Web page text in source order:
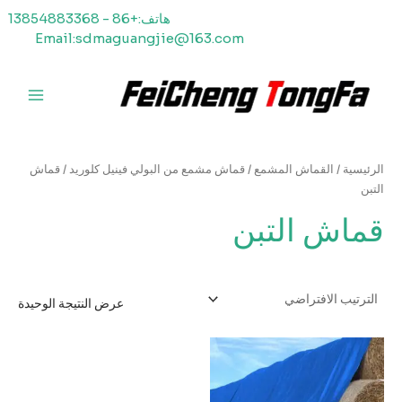
هاتف:+86 - 13854883368
Email:sdmaguangjie@163.com
الرئيسية / القماش المشمع/قماش مشمع من البولي فينيل كلوريد/ قماش
التبن
قماش التبن
عرض النتيجة الوحيدة